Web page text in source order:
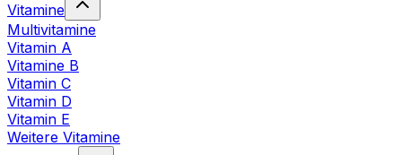
Vitamine
Multivitamine
Vitamin A
Vitamine B
Vitamin C
Vitamin D
Vitamin E
Weitere Vitamine